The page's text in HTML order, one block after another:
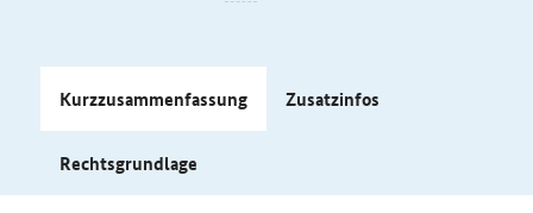
Kurzzusammenfassung Zusatzinfos
Rechtsgrundlage